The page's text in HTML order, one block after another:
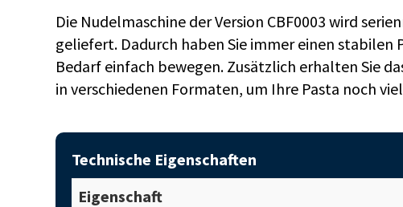
Die Nudelmaschine der Version CBF0003 wird
geliefert. Dadurch haben Sie immer einen stabilen
Bedarf einfach bewegen. Zusätzlich erhalten Sie
in verschiedenen Formaten, um Ihre Pasta noch
Technische Eigenschaften
Eigenschaft